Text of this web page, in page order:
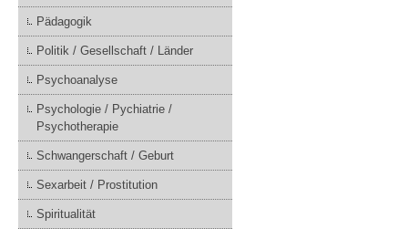
Pädagogik
Politik / Gesellschaft / Länder
Psychoanalyse
Psychologie / Pychiatrie /
Psychotherapie
Schwangerschaft / Geburt
Sexarbeit / Prostitution
Spiritualität